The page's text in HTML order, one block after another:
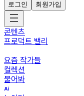
로그인
회원가입
콘텐츠
프로덕트 밸리
요즘 작가들
컬렉션
물어봐